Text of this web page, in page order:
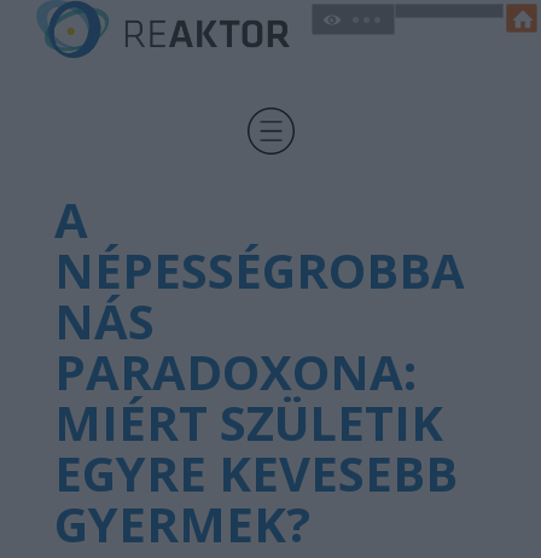
A
NÉPESSÉGROBBA
NÁS
PARADOXONA:
MIÉRT SZÜLETIK
EGYRE KEVESEBB
GYERMEK?